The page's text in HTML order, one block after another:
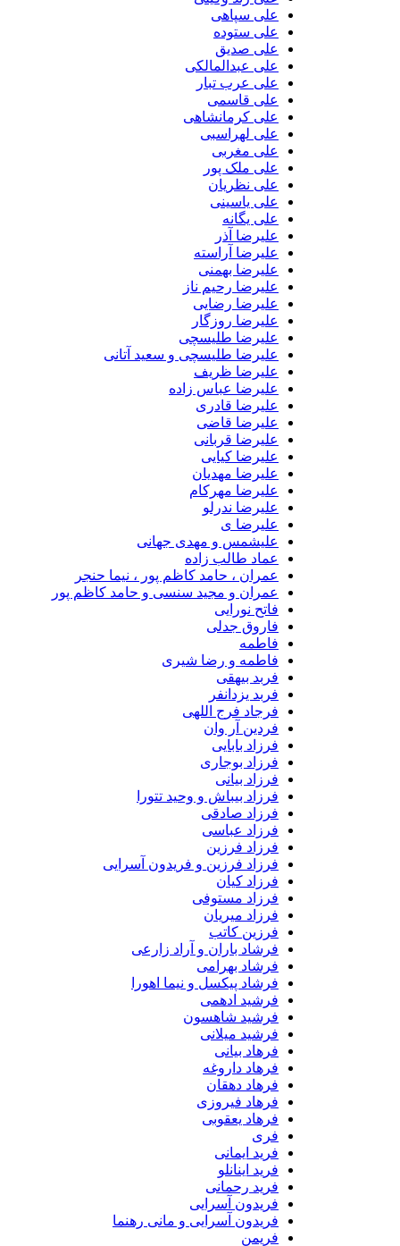
علی سپاهی
علی ستوده
علی صدیق
علی عبدالمالکی
علی عرب تبار
علی قاسمی
علی کرمانشاهی
علی لهراسبی
علی مغربی
علی ملک پور
علی نظریان
علی یاسینی
علی یگانه
علیرضا آذر
علیرضا آراسته
علیرضا بهمنی
علیرضا رحیم ناز
علیرضا رضایی
علیرضا روزگار
علیرضا طلیسچی
علیرضا طلیسچی و سعید آتانی
علیرضا ظریف
علیرضا عباس زاده
علیرضا قادری
علیرضا قاضی
علیرضا قربانی
علیرضا کیایی
علیرضا مهدیان
علیرضا مهرکام
علیرضا ندرلو
علیرضا ی
علیشمس و مهدی جهانی
عماد طالب زاده
عمران ، حامد کاظم پور ، نیما حنجر
عمران و مجید سنسی و حامد کاظم پور
فاتح نورایی
فاروق جدلی
فاطمه و رضا شیری
فربد بیهقی
فربد یزدانفر
فرجاد فرج اللهی
فردین آر وان
فرزاد بابایی
فرزاد بوجاری
فرزاد بیانی
فرزاد بیباش و وحید تتورا
فرزاد صادقی
فرزاد عباسی
فرزاد فرزین
فرزاد فرزین و فریدون آسرایی
فرزاد کیان
فرزاد مستوفی
فرزاد میریان
فرزین کاتب
فرشاد باران و آراد زارعی
فرشاد بهرامی
فرشاد پیکسل و نیما اهورا
فرشید ادهمی
فرشید شاهسون
فرشید میلانی
فرهاد بیانی
فرهاد داروغه
فرهاد دهقان
فرهاد فیروزی
فرهاد یعقوبی
فرید ایمانی
فرید اینانلو
فرید رحمانی
فریدون آسرایی
فریدون آسرایی و مانی رهنما